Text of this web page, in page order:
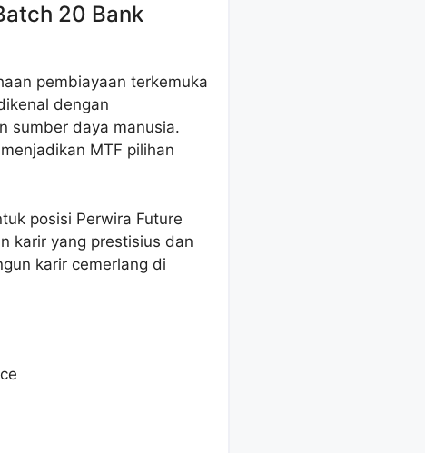
20 Bank
pembiayaan terkemuka
dengan
sumber daya manusia.
MTF pilihan
posisi Perwira Future
karir yang prestisius dan
karir cemerlang di